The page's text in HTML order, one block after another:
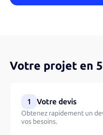
Votre projet en
1 Votre devis
Obtenez rapidement un
vos besoins.